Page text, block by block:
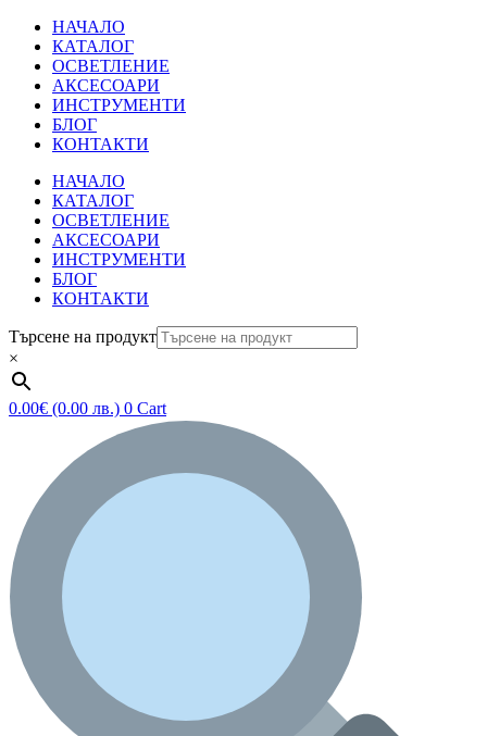
НАЧАЛО
КАТАЛОГ
ОСВЕТЛЕНИЕ
АКСЕСОАРИ
ИНСТРУМЕНТИ
БЛОГ
КОНТАКТИ
НАЧАЛО
КАТАЛОГ
ОСВЕТЛЕНИЕ
АКСЕСОАРИ
ИНСТРУМЕНТИ
БЛОГ
КОНТАКТИ
Търсене на продукт
×
0.00€ (0.00 лв.) 0 Cart